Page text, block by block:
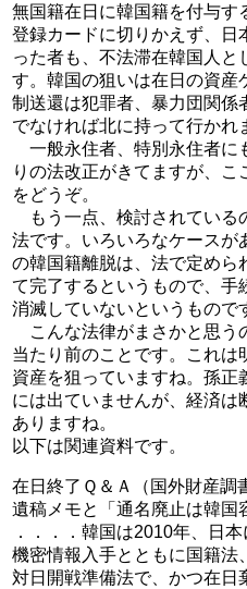
無国籍在日に韓国籍を付与す
登録カードに切りかえず、日
った者も、不法滞在韓国人と
す。韓国の狙いは在日の資産
制送還は犯罪者、暴力団関係
でなければ北に持って行かれ
一般永住者、特別永住者に
りの法改正がきてますが、
をどうぞ。
もう一点、検討されている
法です。いろいろなケースが
の韓国籍離脱は、法で定めら
て完了するというもので、手
消滅していないというもので
こんな法律がまさかと思う
当たり前のことです。これは
資産を狙っていますね。孫正
には出ていませんが、経済は
ありますね。
以下は関連資料です。
在日終了Ｑ＆Ａ（国外財産
遺稿メモと「通名廃止は韓国
．．．．韓国は2010年、日
機密情報入手とともに国籍法
対日開戦準備法で、かつ在日